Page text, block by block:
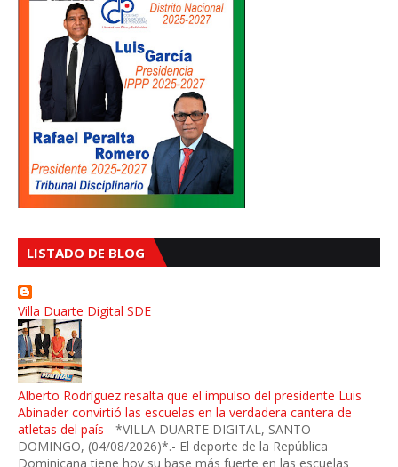
LISTADO DE BLOG
Villa Duarte Digital SDE
Alberto Rodríguez resalta que el impulso del presidente Luis
Abinader convirtió las escuelas en la verdadera cantera de
atletas del país - *VILLA DUARTE DIGITAL, SANTO
DOMINGO, (04/08/2026)*.- El deporte de la República
Dominicana tiene hoy su base más fuerte en las escuelas